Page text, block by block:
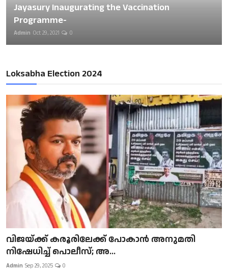
Jayasury Inaugurating the Vaccination
Programme-
Admin Oct 29, 2021 0
Loksabha Election 2024
വിജയ്ക്ക് കരൂരിലേക്ക് പോകാൻ അനുമതി
നിഷേധിച്ച് പൊലീസ്; അ...
Admin Sep 29, 2025 0